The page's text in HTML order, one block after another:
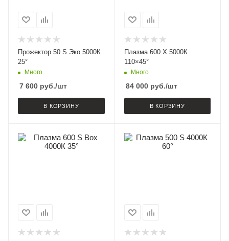
Прожектор 50 S Эко 5000К
25°
Много
7 600 руб./шт
В КОРЗИНУ
Плазма 600 X 5000К
110×45°
Много
84 000руб./шт
В КОРЗИНУ